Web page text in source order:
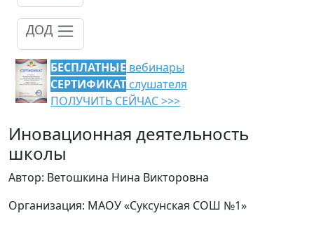
ДОД
БЕСПЛАТНЫЕ вебинары
СЕРТИФИКАТ слушателя
ПОЛУЧИТЬ СЕЙЧАС >>>
Иновационная деятельность
школы
Автор: Ветошкина Нина Викторовна
Организация: МАОУ «Суксунская СОШ №1»